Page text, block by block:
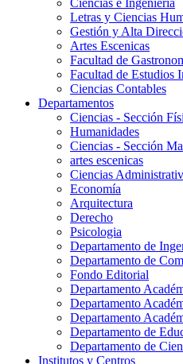
Ciencias e Ingeniería
Letras y Ciencias
Gestión y Alta
Artes Escenicas
Facultad de
Facultad de Estudios
Ciencias Contables
Departamentos
Ciencias - Sección
Humanidades
Ciencias - Sección
artes escenicas
Ciencias
Economía
Arquitectura
Derecho
Psicologia
Departamento de
Departamento de
Fondo Editorial
Departamento
Departamento
Departamento
Departamento de
Departamento de
Institutos y Centros